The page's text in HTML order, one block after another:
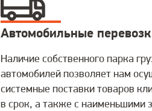
Автомобильные
Наличие собственного парка
автомобилей позволяет нам
системные поставки товаров
в срок, а также с наименьшими